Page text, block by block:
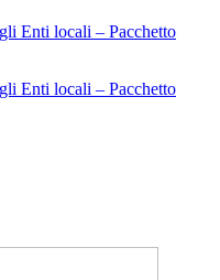
Enti locali – Pacchetto
Enti locali – Pacchetto